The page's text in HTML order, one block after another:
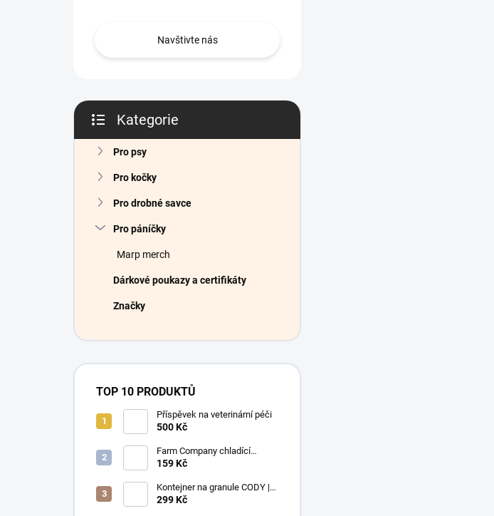
Navštivte nás
kategorie
Kategorie
Pro psy
Pro kočky
Pro drobné savce
Pro páníčky
Marp merch
Dárkové poukazy a certifikáty
Značky
TOP 10 PRODUKTŮ
Příspěvek na veterinární péči
500 Kč
Farm Company chladící
podložka Léto M 50x40 cm
159 Kč
Kontejner na granule CODY |
4,1L | Rotho
299 Kč